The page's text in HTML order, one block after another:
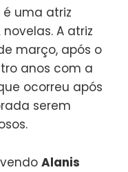
é uma atriz
novelas. A atriz
março, após o
anos com a
ocorreu após
serem
Alanis